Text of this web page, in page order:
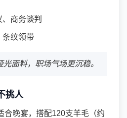
商务谈判
条纹领带
面料，职场气场更沉稳。
挑人
合晚宴，搭配120支羊毛（约